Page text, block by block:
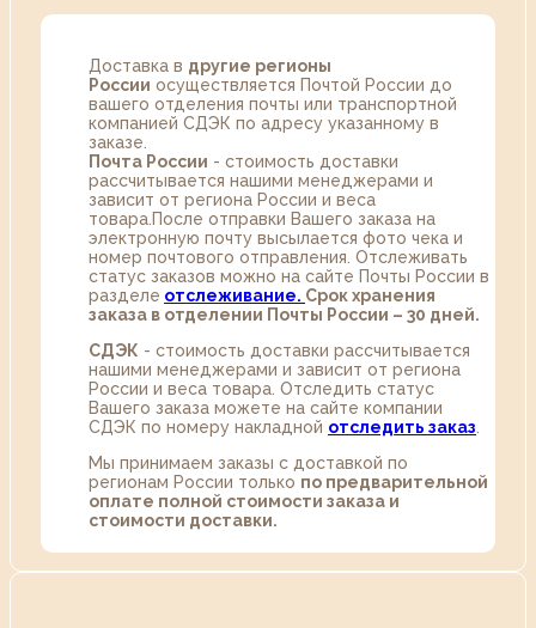
Доставка в другие регионы
России осуществляется Почтой России до
вашего отделения почты или транспортной
компанией СДЭК по адресу указанному в
заказе.
Почта России - стоимость доставки
рассчитывается нашими менеджерами и
зависит от региона России и веса
товара.После отправки Вашего заказа на
электронную почту высылается фото чека и
номер почтового отправления. Отслеживать
статус заказов можно на сайте Почты России в
разделе oтслеживание. Срок хранения
заказа в отделении Почты России – 30 дней.
СДЭК - стоимость доставки рассчитывается
нашими менеджерами и зависит от региона
России и веса товара. Отследить статус
Вашего заказа можете на сайте компании
СДЭК по номеру накладной отследить заказ
Мы принимаем заказы с доставкой по
регионам России только по предварительной
оплате полной стоимости заказа и
стоимости доставки.